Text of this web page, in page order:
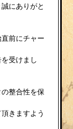
にありがと
前にチャー
受けまし
整合性を保
きますよう